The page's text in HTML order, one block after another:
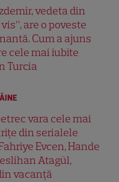
vedeta din
are o poveste
Cum a ajuns
cele mai iubite
Turcia
vara cele mai
din serialele
Evcen, Hande
Atagül,
vacanță